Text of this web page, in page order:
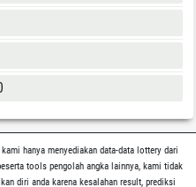
hanya menyediakan data-data lottery dari
tools pengolah angka lainnya, kami tidak
diri anda karena kesalahan result, prediksi